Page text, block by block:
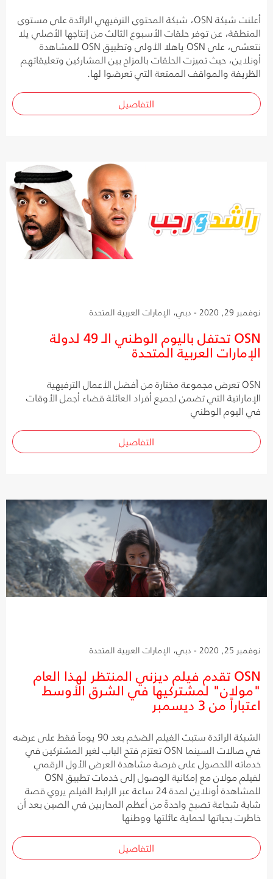
أعلنت شبكة OSN، شبكة المحتوى الترفيهي الرائدة على مستوى
المنطقة، عن توفر حلقات الأسبوع الثالث من إنتاجها الأصلي يلا
نتعشى، على OSN ياهلا الأولى وتطبيق OSN للمشاهدة
أونلاين، حيث تميزت الحلقات بالمزاح بين المشاركين وتعليقاتهم
الظريفة والمواقف الممتعة التي تعرضوا لها.
التفاصيل
نوفمبر 29, 2020 - دبي، الإمارات العربية المتحدة
OSN تحتفل باليوم الوطني الـ 49 لدولة
الإمارات العربية المتحدة
OSN تعرض مجموعة مختارة من أفضل الأعمال الترفيهية
الإماراتية التي تضمن لجميع أفراد العائلة قضاء أجمل الأوقات
في اليوم الوطني
التفاصيل
نوفمبر 25, 2020 - دبي، الإمارات العربية المتحدة
OSN تقدم فيلم ديزني المنتظر لهذا العام
"مولان" لمشتركيها في الشرق الأوسط
اعتباراً من 3 ديسمبر
الشبكة الرائدة ستبث الفيلم الضخم بعد 90 يوماً فقط على عرضه
في صالات السينما OSN تعتزم فتح الباب لغير المشتركين في
خدماته اللحصول على فرصة مشاهدة العرض الأول الرقمي
لفيلم مولان مع إمكانية الوصول إلى خدمات تطبيق OSN
للمشاهدة أونلاين لمدة 24 ساعة عبر الرابط الفيلم يروي قصة
شابة شجاعة تصبح واحدةً من أعظم المحاربين في الصين بعد أن
خاطرت بحياتها لحماية عائلتها ووطنها
التفاصيل